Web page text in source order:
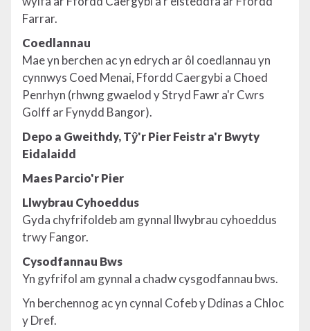
Farrar.
Coedlannau
Mae yn berchen ac yn edrych ar ôl coedlannau yn
cynnwys Coed Menai, Ffordd Caergybi a Choed
Penrhyn (rhwng gwaelod y Stryd Fawr a'r Cwrs
Golff ar Fynydd Bangor).
Depo a Gweithdy, Tŷ'r Pier Feistr a'r Bwyty
Eidalaidd
Maes Parcio'r Pier
Llwybrau Cyhoeddus
Gyda chyfrifoldeb am gynnal llwybrau cyhoeddus
trwy Fangor.
Cysodfannau Bws
Yn gyfrifol am gynnal a chadw cysgodfannau bws.
Yn berchennog ac yn cynnal Cofeb y Ddinas a Chloc
y Dref.